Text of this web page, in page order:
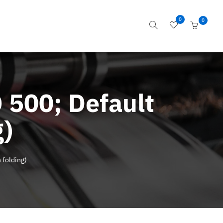
0 0
500; Default
folding)